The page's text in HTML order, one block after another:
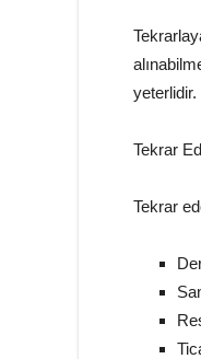
yeterlidir.
Tekrar
Tekrar